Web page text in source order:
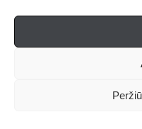
literatūra, visada
paribiuose.
fikcija besiremiančią